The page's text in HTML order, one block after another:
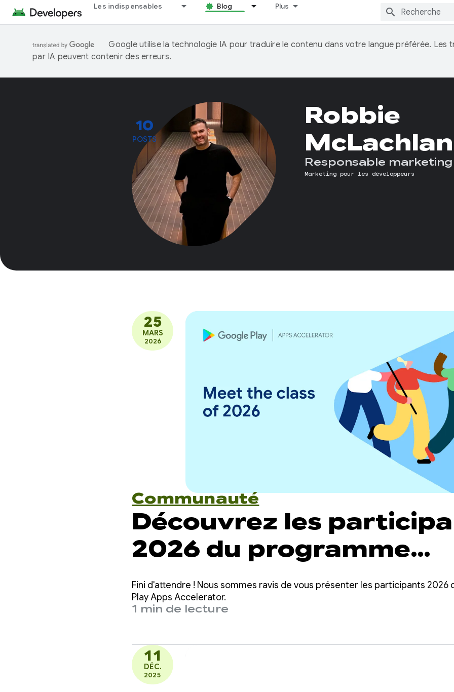
Les indispensables Blog Plus
Google utilise la technologie IA pour traduire le contenu dans votre langue préférée. Les
par IA peuvent contenir des erreurs.
10
POSTS
Robbie
McLachlan
Responsable
Marketing pour les développeurs
25
MARS
2026
Communauté
Découvrez les
2026 du programme
Google Play Apps
Accelerator
Fini d'attendre ! Nous sommes ravis de vous présenter les participants
Play Apps Accelerator.
1 min de lecture
11
DÉC.
2025